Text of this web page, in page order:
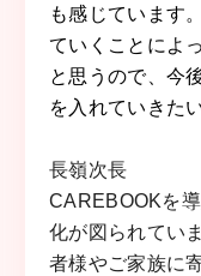
も感じています
ていくことによ
と思うので、今
を入れていきた
長嶺次長
CAREBOOKを
化が図られてい
者様やご家族に